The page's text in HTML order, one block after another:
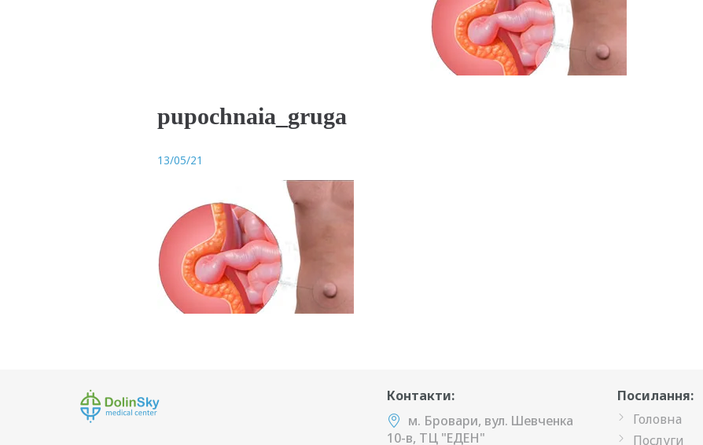
pupochnaia_gruga
13/05/21
Контакти:
м. Бровари, вул. Шевченка
10-в, ТЦ "ЕДЕН"
Посилання:
Головна
Послуги